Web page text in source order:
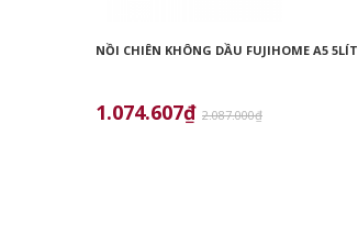
NỒI CHIÊN KHÔNG DẦU FUJIHOME A5 5LÍT
1.074.607₫ 2.087.000₫